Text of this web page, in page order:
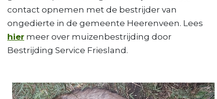
contact opnemen met de bestrijder van
ongedierte in de gemeente Heerenveen. Lees
hier meer over muizenbestrijding door
Bestrijding Service Friesland.